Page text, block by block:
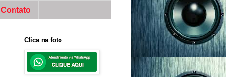
Contato
Clica na foto